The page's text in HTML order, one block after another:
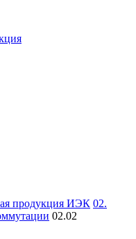
продукция ИЭК 02.
02.02